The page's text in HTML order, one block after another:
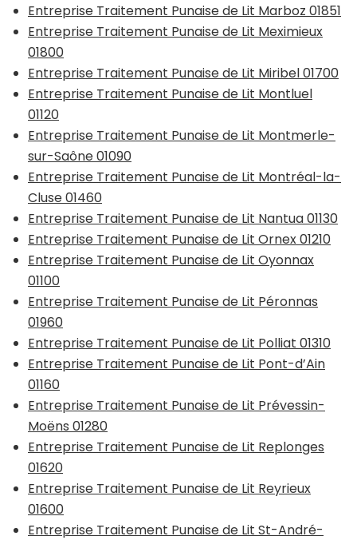
Entreprise Traitement Punaise de Lit Marboz 01851
Entreprise Traitement Punaise de Lit Meximieux
01800
Entreprise Traitement Punaise de Lit Miribel 01700
Entreprise Traitement Punaise de Lit Montluel
01120
Entreprise Traitement Punaise de Lit Montmerle-
sur-Saône 01090
Entreprise Traitement Punaise de Lit Montréal-la-
Cluse 01460
Entreprise Traitement Punaise de Lit Nantua 01130
Entreprise Traitement Punaise de Lit Ornex 01210
Entreprise Traitement Punaise de Lit Oyonnax
01100
Entreprise Traitement Punaise de Lit Péronnas
01960
Entreprise Traitement Punaise de Lit Polliat 01310
Entreprise Traitement Punaise de Lit Pont-d’Ain
01160
Entreprise Traitement Punaise de Lit Prévessin-
Moëns 01280
Entreprise Traitement Punaise de Lit Replonges
01620
Entreprise Traitement Punaise de Lit Reyrieux
01600
Entreprise Traitement Punaise de Lit St-André-